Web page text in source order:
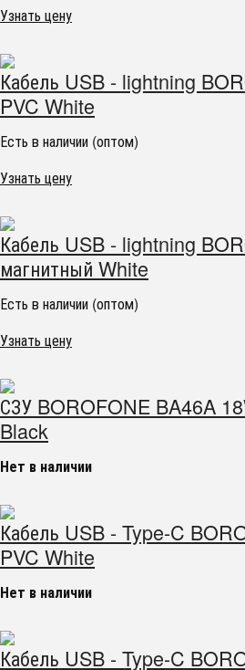
Узнать цену
Кабель USB - lightning
PVC White
Есть в наличии (оптом)
Узнать цену
Кабель USB - lightning
магнитный White
Есть в наличии (оптом)
Узнать цену
СЗУ BOROFONE BA46A
Black
Нет в наличии
Кабель USB - Type-C
PVC White
Нет в наличии
Кабель USB - Type-C